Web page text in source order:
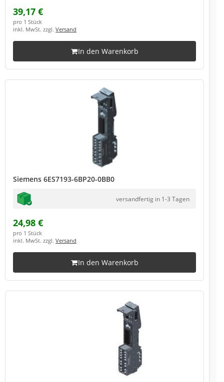
39,17 €
pro 1 Stück
inkl. MwSt. zzgl. Versand
In den Warenkorb
Siemens 6ES7193-6BP20-0BB0
versandfertig in 1-3 Tagen
24,98 €
pro 1 Stück
inkl. MwSt. zzgl. Versand
In den Warenkorb